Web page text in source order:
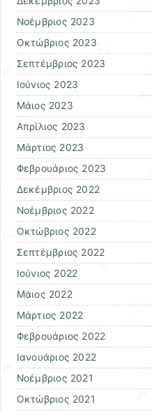
Νοέμβριος 2023
Οκτώβριος 2023
Σεπτέμβριος 2023
Ιούνιος 2023
Μάιος 2023
Απρίλιος 2023
Μάρτιος 2023
Φεβρουάριος 2023
Δεκέμβριος 2022
Νοέμβριος 2022
Οκτώβριος 2022
Σεπτέμβριος 2022
Ιούνιος 2022
Μάιος 2022
Μάρτιος 2022
Φεβρουάριος 2022
Ιανουάριος 2022
Νοέμβριος 2021
Οκτώβριος 2021